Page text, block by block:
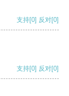
支持[0] 反对[0]
支持[0] 反对[0]